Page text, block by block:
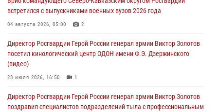
Росгвардейцы провели занятие по стрелковой подготовке для
воспитанников Центра детского, юношеского туризма и
краеведения Луганской Народной Республики
встретился с выпускниками военных вузов 2026 года
04 августа 2026, 05:00 2
Директор Росгвардии Герой России генерал армии Виктор Золотов
посетил кинологический центр ОДОН имени Ф.Э. Дзержинского
(видео)
28 июля 2026, 16:50 1
Директор Росгвардии Герой России генерал армии Виктор Золотов
поздравил специалистов подразделений тыла с профессиональным